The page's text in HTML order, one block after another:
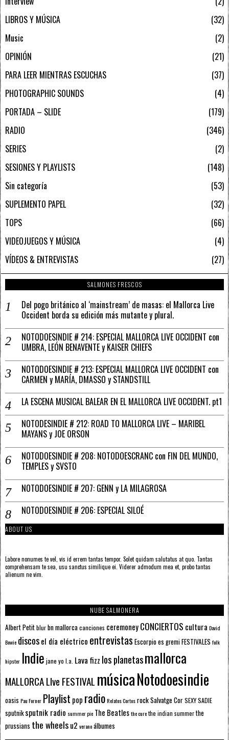
LIBROS Y MÚSICA
32
Music
2
OPINIÓN
21
PARA LEER MIENTRAS ESCUCHAS
37
PHOTOGRAPHIC SOUNDS
4
PORTADA – SLIDE
179
RADIO
346
SERIES
2
SESIONES Y PLAYLISTS
148
Sin categoría
53
SUPLEMENTO PAPEL
32
TOPS
66
VIDEOJUEGOS Y MÚSICA
4
VÍDEOS & ENTREVISTAS
27
SALMONES FRESCOS
Del pogo británico al ‘mainstream’ de masas: el Mallorca Live
Occident borda su edición más mutante y plural.
NOTODOESINDIE # 214: ESPECIAL MALLORCA LIVE OCCIDENT con
UMBRA, LEÓN BENAVENTE y KAISER CHIEFS
NOTODOESINDIE # 213: ESPECIAL MALLORCA LIVE OCCIDENT con
CARMEN y MARÍA, DMASSO y STANDSTILL
LA ESCENA MUSICAL BALEAR EN EL MALLORCA LIVE OCCIDENT. pt1
NOTODESINDIE # 212: ROAD TO MALLORCA LIVE – MARIBEL
MAYANS y JOE ORSON
NOTODOESINDIE # 208: NOTODOESCRANC con FIN DEL MUNDO,
TEMPLES y SVSTO
NOTODOESINDIE # 207: GENN y LA MILAGROSA
NOTODOESINDIE # 206: ESPECIAL SILOÉ
ABOUT US
Labore nonumes te vel, vis id errem tantas tempor. Solet quidam salutatus at quo. Tantas
comprehensam te sea, usu sanctus similique ei. Viderer admodum mea et, probo tantas
alienum ne vim.
NUBE SALMONERA
Albert Petitblurbn mallorcacanciones ceremoneyCONCIERTOS cultura David
Bowie discosel día eléctrico entrevistas Escorpioes gremiFESTIVALES folk
hipster Indie jane yo l.a. Lava fizz los planetasmallorca
MALLORCA LIve FESTIVAL músicaNotodoesindie
oasis Pau Forner Playlist pop radioRelatos CortosrockSalvatge CorSEXY SADIE
sputnik sputnik radio summer pie The Beatlesthe curethe indian summerthe
prussians the wheelsu2 veranoálbumes